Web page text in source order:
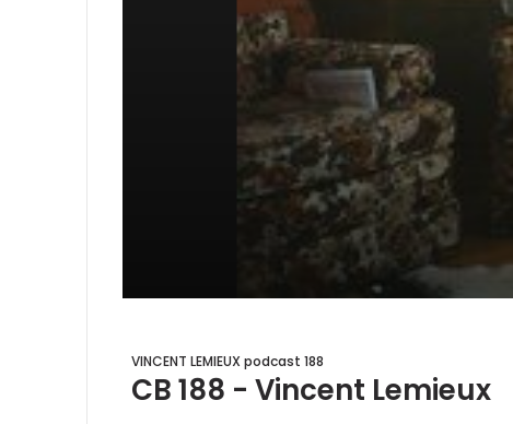
VINCENT LEMIEUX podcast 188
CB 188 - Vincent Lemieux